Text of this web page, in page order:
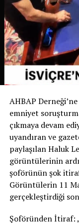
İsviçre devlet
uygulama
bir ilk olma özelliği
yalnızca dışkıyı
Belediyesi bu
genişleten ilk
Yetkililer,
düzenlemelerin
gündeme
Sizce bu
Görüşlerinizi
Kaynak: İsviçre
AHBAP
emniyet
çıkmaya devam
uyandıran ve
paylaşılan Haluk
görüntülerinin
şoförünün şok
Görüntülerin 11
gerçekleştirdiği
Şoföründen İtiraf: